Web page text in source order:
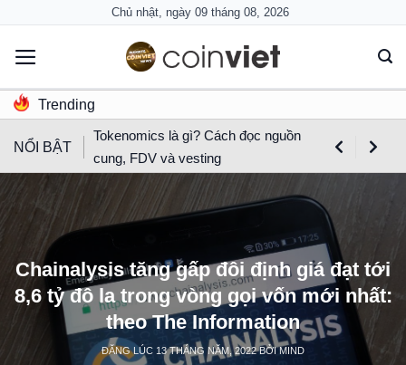
content
Chủ nhật, ngày 09 tháng 08, 2026
Trending
NỔI BẬT
Tokenomics là gì? Cách đọc nguồn
cung, FDV và vesting
Chainalysis tăng gấp đôi định giá đạt tới
8,6 tỷ đô la trong vòng gọi vốn mới nhất:
theo The Information
ĐĂNG LÚC 13 THÁNG NĂM, 2022BỞIMIND